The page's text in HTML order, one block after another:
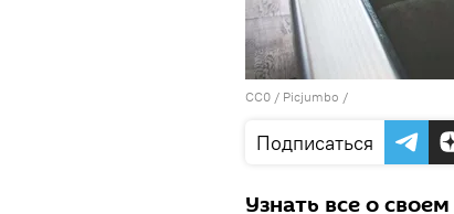
CC0 / Рicjumbo /
Подписаться
Узнать все о